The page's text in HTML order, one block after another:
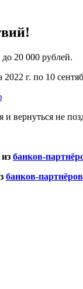
20 000 рублей.
2022 г. по 10
вернуться не
банков-
банков-партнёров